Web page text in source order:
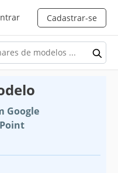
Cadastrar-se
Google